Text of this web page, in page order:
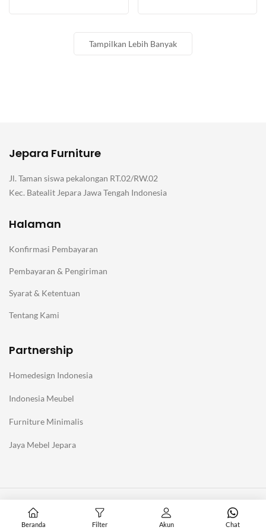
Tampilkan Lebih Banyak
Jepara Furniture
Jl. Taman siswa pekalongan RT.02/RW.02
Kec. Batealit Jepara Jawa Tengah Indonesia
Halaman
Konfirmasi Pembayaran
Pembayaran & Pengiriman
Syarat & Ketentuan
Tentang Kami
Partnership
Homedesign Indonesia
Indonesia Meubel
Furniture Minimalis
Jaya Mebel Jepara
Homedesign Indonesia
Beranda Filter Akun Chat